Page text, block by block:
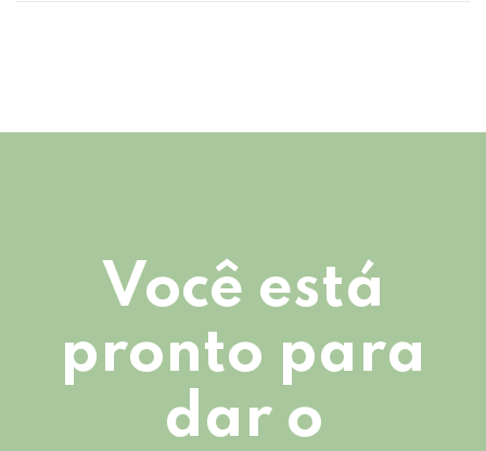
Você está
pronto para
dar o